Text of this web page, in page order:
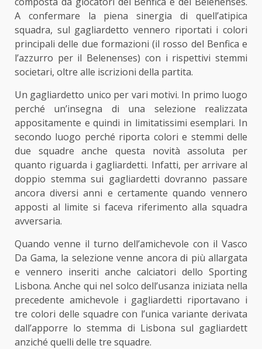
A confermare la piena sinergia di quell’atipica
squadra, sul gagliardetto vennero riportati i colori
principali delle due formazioni (il rosso del Benfica e
l’azzurro per il Belenenses) con i rispettivi stemmi
societari, oltre alle iscrizioni della partita.
Un gagliardetto unico per vari motivi. In primo luogo
perché un’insegna di una selezione realizzata
appositamente e quindi in limitatissimi esemplari. In
secondo luogo perché riporta colori e stemmi delle
due squadre anche questa novità assoluta per
quanto riguarda i gagliardetti. Infatti, per arrivare al
doppio stemma sui gagliardetti dovranno passare
ancora diversi anni e certamente quando vennero
apposti al limite si faceva riferimento alla squadra
avversaria.
Quando venne il turno dell’amichevole con il Vasco
Da Gama, la selezione venne ancora di più allargata
e vennero inseriti anche calciatori dello Sporting
Lisbona. Anche qui nel solco dell’usanza iniziata nella
precedente amichevole i gagliardetti riportavano i
tre colori delle squadre con l’unica variante derivata
dall’apporre lo stemma di Lisbona sul gagliardett
anziché quelli delle tre squadre.